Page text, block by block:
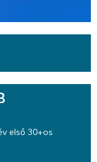
első 30+os